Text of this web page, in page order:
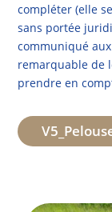
compléter (elle
sans portée
communiqué
remarquable de
prendre en